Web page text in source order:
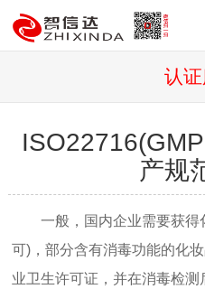
认
产规
一般，国内企业需要获得
可)，部分含有消毒功能的化
业卫生许可证，并在消毒检测